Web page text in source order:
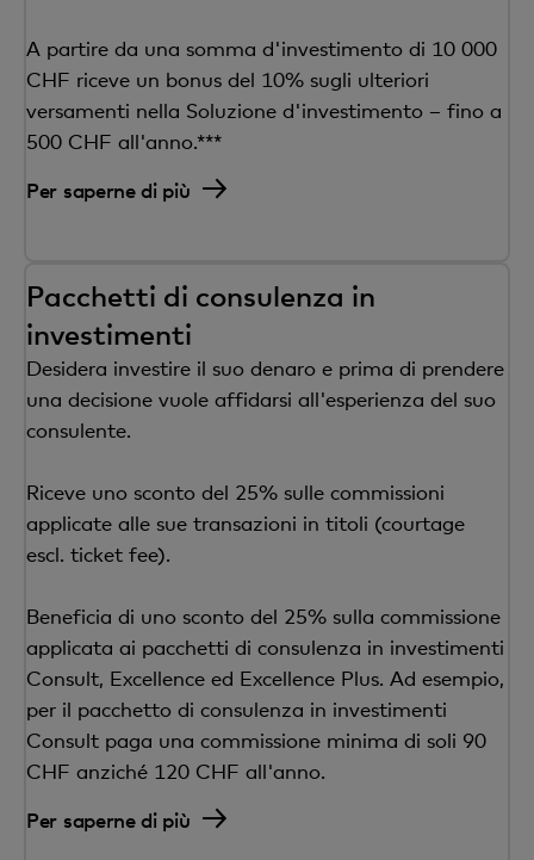
A partire da una somma d'investimento di 10 000
CHF riceve un bonus del 10% sugli ulteriori
versamenti nella Soluzione d'investimento – fino a
500 CHF all'anno.***
Per saperne di più
Pacchetti di consulenza in
investimenti
Desidera investire il suo denaro e prima di prendere
una decisione vuole affidarsi all'esperienza del suo
consulente.
Riceve uno sconto del 25% sulle commissioni
applicate alle sue transazioni in titoli (courtage
escl. ticket fee).
Beneficia di uno sconto del 25% sulla commissione
applicata ai pacchetti di consulenza in investimenti
Consult, Excellence ed Excellence Plus. Ad esempio,
per il pacchetto di consulenza in investimenti
Consult paga una commissione minima di soli 90
CHF anziché 120 CHF all'anno.
Per saperne di più